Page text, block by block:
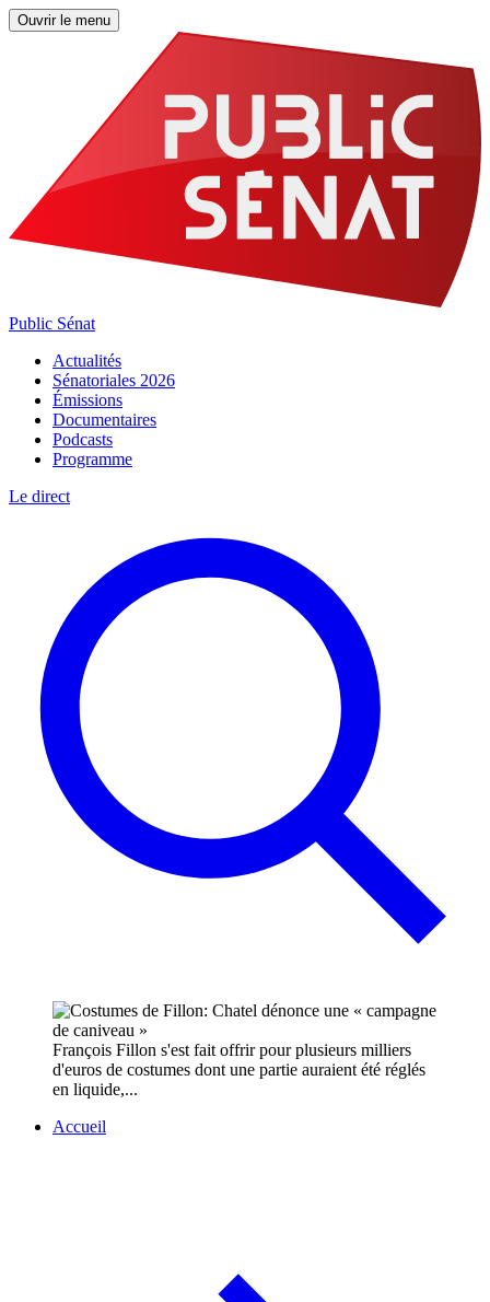
Ouvrir le menu
Public Sénat
Actualités
Sénatoriales 2026
Émissions
Documentaires
Podcasts
Programme
Le direct
François Fillon s'est fait offrir pour plusieurs milliers
d'euros de costumes dont une partie auraient été réglés
en liquide,...
Accueil